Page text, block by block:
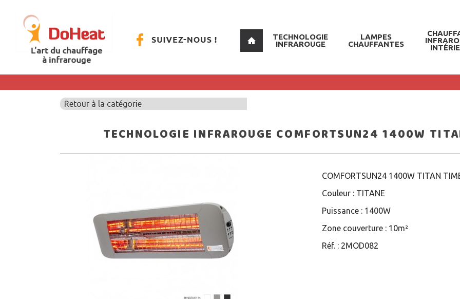
TECHNOLOGIE
INFRAROUGE
LAMPES
CHAUFFANTES
Retour à la catégorie
TECHNOLOGIE INFRAROUGE COMFORTSUN24 1400W
COMFORTSUN24 1400W TITAN
Couleur : TITANE
Puissance : 1400W
Zone couverture : 10m²
Réf. : 2MOD082